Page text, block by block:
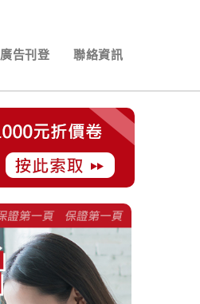
廣告刊登 聯絡資訊